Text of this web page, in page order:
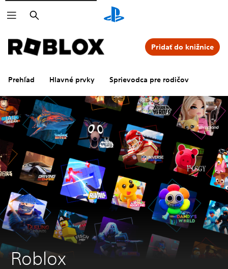
Vyhľadať
Prehľad Hlavné prvky Sprievodca pre rodičov
Pridať do knižnice
Roblox